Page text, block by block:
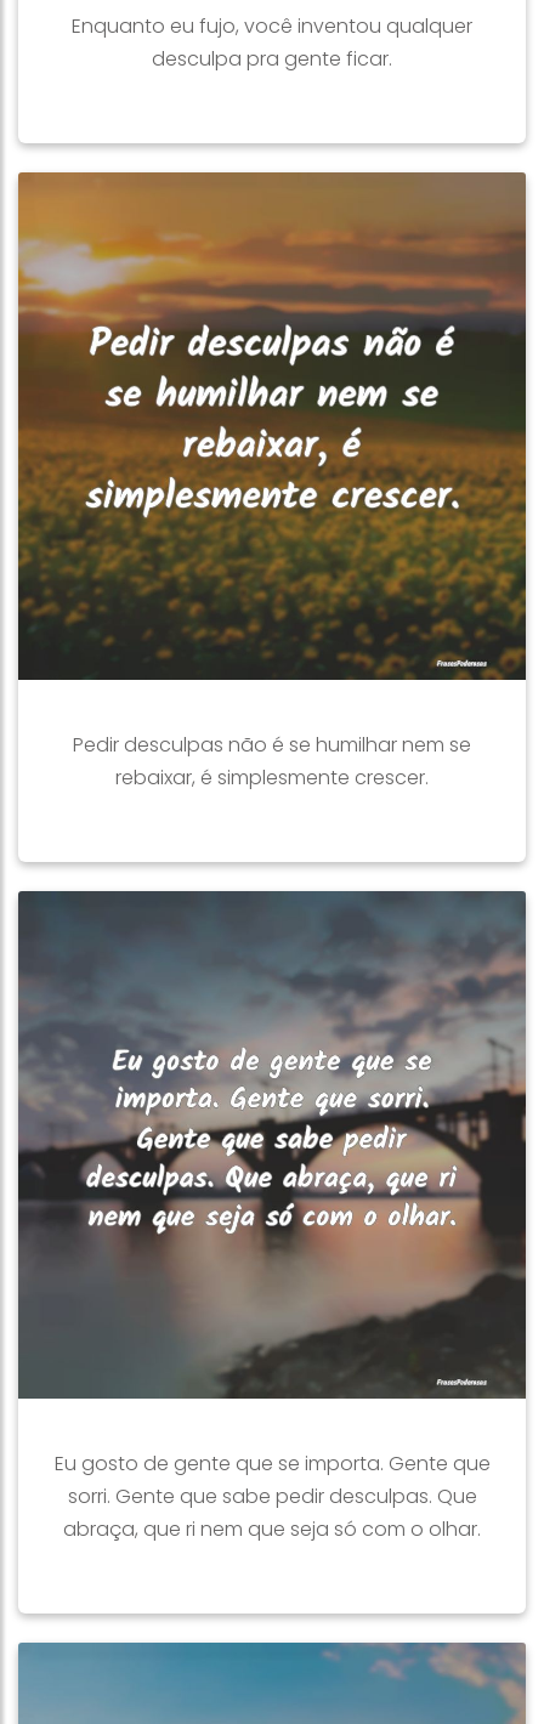
Enquanto eu fujo, você inventou qualquer
desculpa pra gente ficar.
Pedir desculpas não é se humilhar nem se
rebaixar, é simplesmente crescer.
Eu gosto de gente que se importa. Gente que
sorri. Gente que sabe pedir desculpas. Que
abraça, que ri nem que seja só com o olhar.